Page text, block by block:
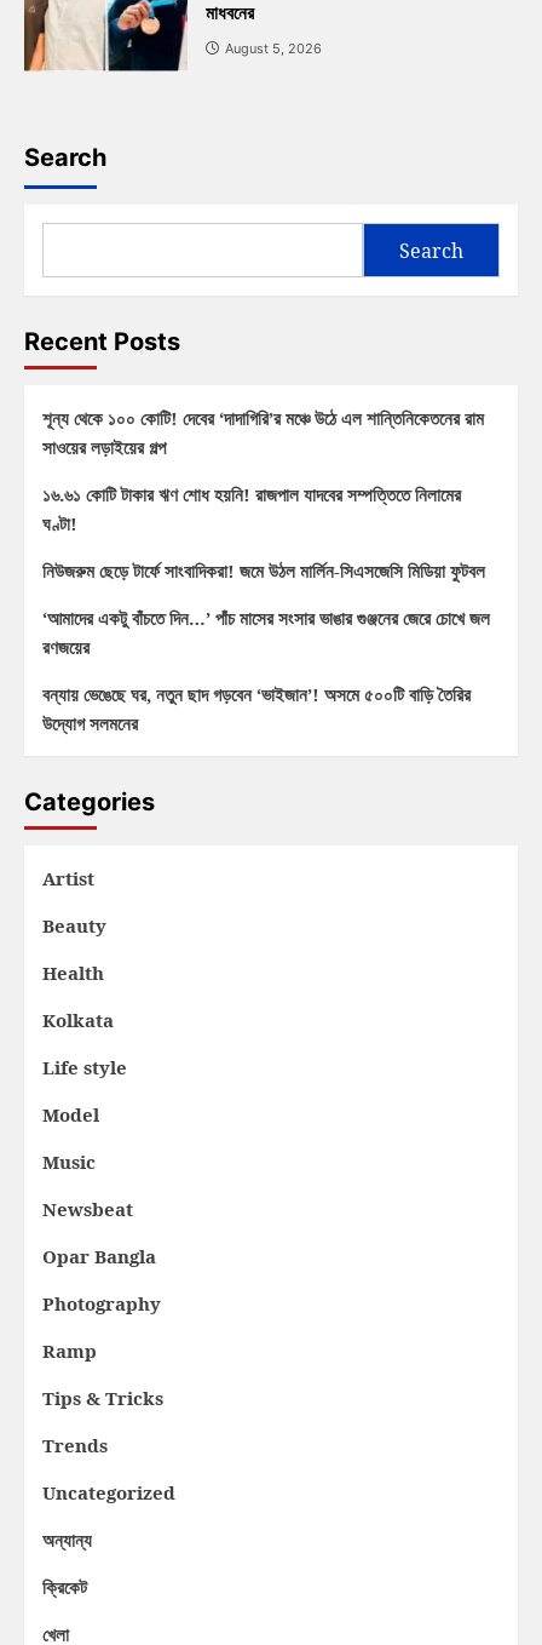
মাধবনের
August 5, 2026
Search
Search
Recent Posts
শূন্য থেকে ১০০ কোটি! দেবের ‘দাদাগিরি’র মঞ্চে উঠে এল শান্তিনিকেতনের রাম
সাওয়ের লড়াইয়ের গল্প
১৬.৬১ কোটি টাকার ঋণ শোধ হয়নি! রাজপাল যাদবের সম্পত্তিতে নিলামের
ঘণ্টা!
নিউজরুম ছেড়ে টার্ফে সাংবাদিকরা! জমে উঠল মার্লিন-সিএসজেসি মিডিয়া ফুটবল
‘আমাদের একটু বাঁচতে দিন…’ পাঁচ মাসের সংসার ভাঙার গুঞ্জনের জেরে চোখে জল
রণজয়ের
বন্যায় ভেঙেছে ঘর, নতুন ছাদ গড়বেন ‘ভাইজান’! অসমে ৫০০টি বাড়ি তৈরির
উদ্যোগ সলমনের
Categories
Artist
Beauty
Health
Kolkata
Life style
Model
Music
Newsbeat
Opar Bangla
Photography
Ramp
Tips & Tricks
Trends
Uncategorized
অন্যান্য
ক্রিকেট
খেলা